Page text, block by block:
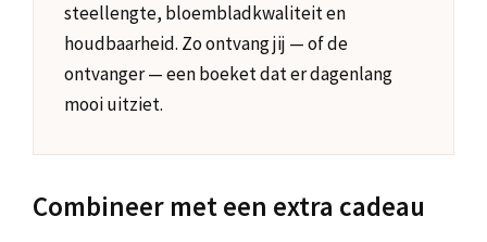
steellengte, bloembladkwaliteit en
houdbaarheid. Zo ontvang jij — of de
ontvanger — een boeket dat er dagenlang
mooi uitziet.
Combineer met een extra cadeau